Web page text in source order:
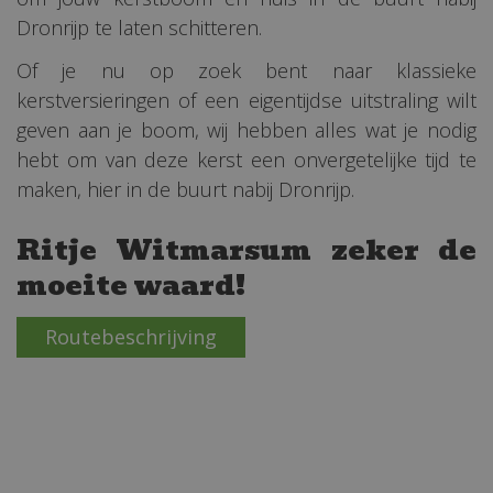
Dronrijp te laten schitteren.
Of je nu op zoek bent naar klassieke
kerstversieringen of een eigentijdse uitstraling wilt
geven aan je boom, wij hebben alles wat je nodig
hebt om van deze kerst een onvergetelijke tijd te
maken, hier in de buurt nabij Dronrijp.
Ritje Witmarsum zeker de
moeite waard!
Routebeschrijving